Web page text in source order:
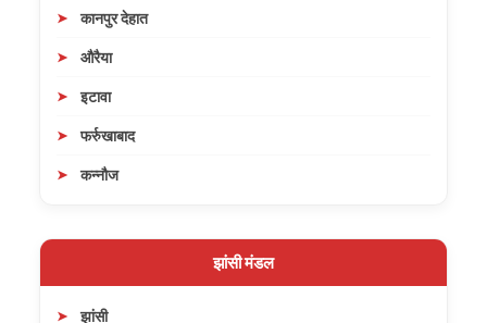
कानपुर देहात
औरैया
इटावा
फर्रुखाबाद
कन्नौज
झांसी मंडल
झांसी